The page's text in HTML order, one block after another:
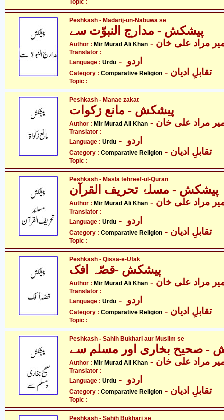
Topic :
Peshkash - Madarij-un-Nabuwa se
پیشکش - مدارج النبوّت سے
Author : Mir Murad Ali Khan میر مراد علی خان
Translator :
Language : Urdu
Category : Comparative Religion - تقابلِ ادیان
Topic :
Peshkash - Manae zakat
پیشکش - مانع زکوات
Author : Mir Murad Ali Khan میر مراد علی خان
Translator :
Language : Urdu
Category : Comparative Religion - تقابلِ ادیان
Topic :
Peshkash - Masla tehreef-ul-Quran
پیشکش - مسلۂ تحریف القرآن
Author : Mir Murad Ali Khan میر مراد علی خان
Translator :
Language : Urdu
Category : Comparative Religion - تقابلِ ادیان
Topic :
Peshkash - Qissa-e-Ufak
پیشکش -قصّہ افک
Author : Mir Murad Ali Khan میر مراد علی خان
Translator :
Language : Urdu
Category : Comparative Religion - تقابلِ ادیان
Topic :
Peshkash - Sahih Bukhari aur Muslim se
- صحیح بخاری اور مسلم سے
Author : Mir Murad Ali Khan میر مراد علی خان
Translator :
Language : Urdu
Category : Comparative Religion - تقابلِ ادیان
Topic :
Peshkash - Sahih Bukhari se